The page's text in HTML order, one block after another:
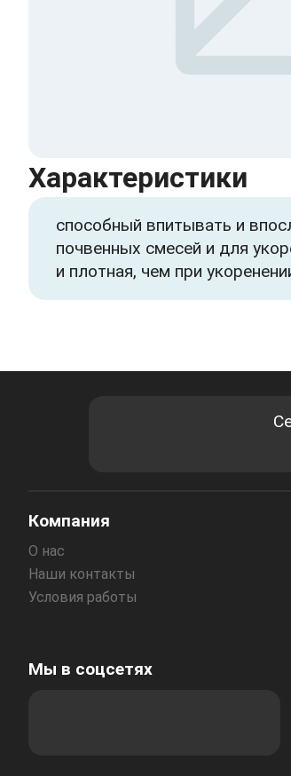
Характеристики
способный впитывать и
почвенных смесей и для
и плотная, чем при
Компания
О нас
Наши контакты
Условия работы
Мы в соцсетях